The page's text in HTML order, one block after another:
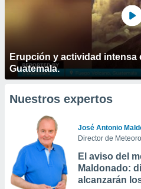
Erupción y actividad intensa
Guatemala.
Nuestros expertos
José Antonio
Director de
El aviso del
Maldonado:
alcanzarán